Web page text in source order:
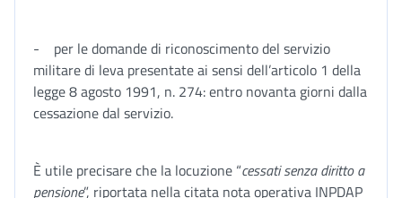
- per le domande di riconoscimento del servizio
militare di leva presentate ai sensi dell’articolo 1 della
legge 8 agosto 1991, n. 274: entro novanta giorni dalla
cessazione dal servizio.
È utile precisare che la locuzione “cessati senza diritto a
pensione”, riportata nella citata nota operativa INPDAP